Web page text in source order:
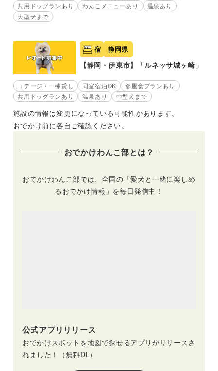
共用ドッグランあり
わんこメニューあり
温泉あり
大型犬まで
宿 静岡県
【静岡・伊東市】「ルネッサ城ヶ崎」
コテージ・一棟貸し 同室宿泊OK
部屋食プランあり
共用ドッグランあり
温泉あり 中型犬まで
施設の情報は変更になっている可能性があります。
おでかけ前に各自ご確認ください。
おでかけわんこ部とは？
おでかけわんこ部では、全国の「愛犬と一緒に楽しめ
るおでかけ情報」を毎日発信中！
公式アプリリリース
おでかけスポットを地図で探せるアプリがリリースさ
れました！（無料DL）